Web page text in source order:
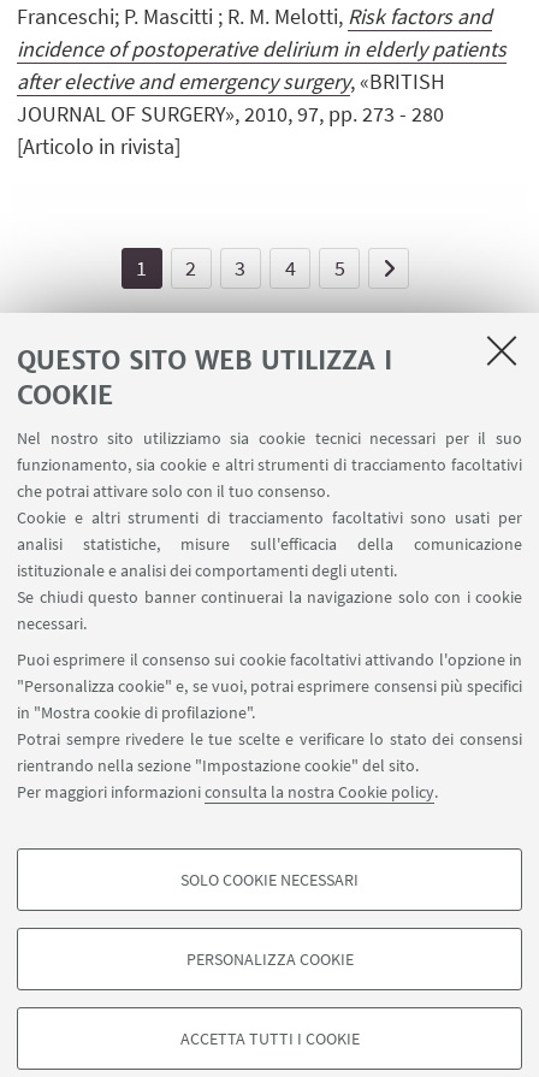
QUESTO SITO WEB UTILIZZA I
COOKIE
Nel nostro sito utilizziamo sia cookie tecnici necessari per il suo
funzionamento, sia cookie e altri strumenti di tracciamento facoltativi
che potrai attivare solo con il tuo consenso.
Cookie e altri strumenti di tracciamento facoltativi sono usati per
analisi statistiche, misure sull'efficacia della comunicazione
istituzionale e analisi dei comportamenti degli utenti.
Se chiudi questo banner continuerai la navigazione solo con i cookie
necessari.
Puoi esprimere il consenso sui cookie facoltativi attivando l'opzione in
"Personalizza cookie" e, se vuoi, potrai esprimere consensi più specifici
in "Mostra cookie di profilazione".
Potrai sempre rivedere le tue scelte e verificare lo stato dei consensi
rientrando nella sezione "Impostazione cookie" del sito.
Per maggiori informazioniconsulta la nostra Cookie policy.
COOKIE DI PROFILAZIONE - FACOLTATIVI
degli utenti, creare profili in base al loro comportamento sul sito, per analisi
di marketing.
Google/Youtube Video
SOLO COOKIE NECESSARI
PERSONALIZZA COOKIE
ACCETTA TUTTI I COOKIE
Franceschi; P. Mascitti ; R. M. Melotti, Risk factors and
incidence of postoperative delirium in elderly patients
after elective and emergency surgery, «BRITISH
JOURNAL OF SURGERY», 2010, 97, pp. 273 - 280
[Articolo in rivista]
1 2 3 4 5
Area riservata - Spazi virtuali
Contatti
SEGUI IL DIPARTIMENTO SU:
SEGUI UNIBO SU:
APP:
©Copyright 2026 - ALMA MATER STUDIORUM - Università di
Bologna - Via Zamboni, 33 - 40126 Bologna - PI: 01131710376 - CF:
80007010376
Privacy
Note legali
Informazioni sul sito e accessibilità
Impostazioni Cookie